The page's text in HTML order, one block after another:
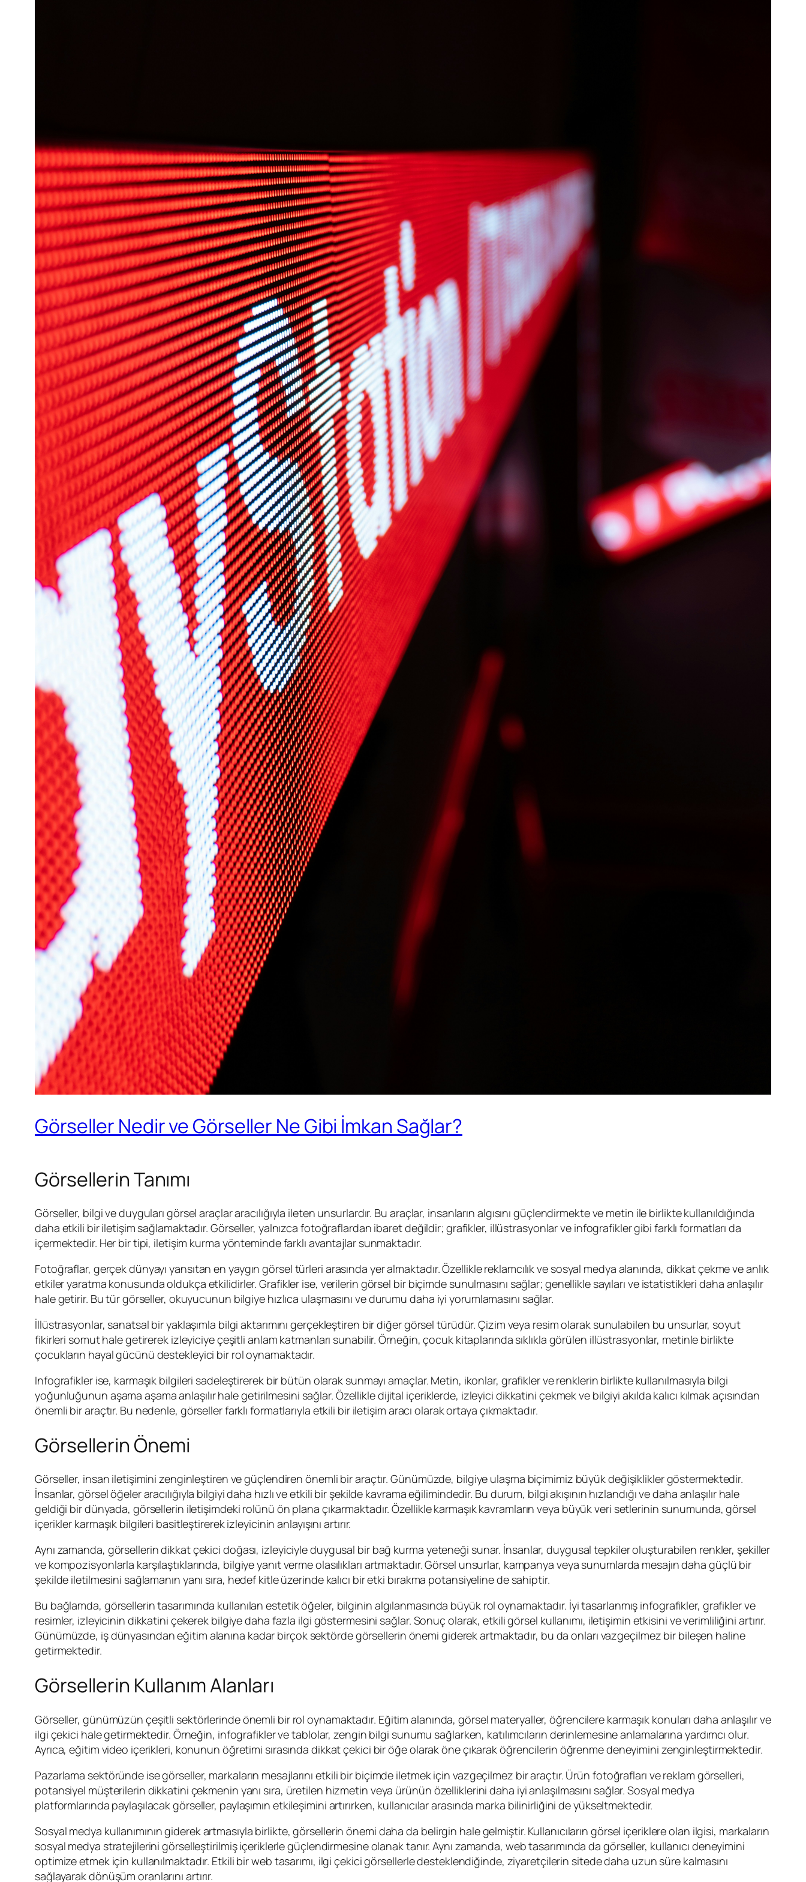
Görseller Nedir ve Görseller Ne Gibi İmkan Sağlar?
Görsellerin Tanımı
Görseller, bilgi ve duyguları görsel araçlar aracılığıyla ileten unsurlardır. Bu araçlar, insanların algısını güçlendirmekte ve metin ile birlikte kullanıldığında
daha etkili bir iletişim sağlamaktadır. Görseller, yalnızca fotoğraflardan ibaret değildir; grafikler, illüstrasyonlar ve infografikler gibi farklı formatları da
içermektedir. Her bir tipi, iletişim kurma yönteminde farklı avantajlar sunmaktadır.
Fotoğraflar, gerçek dünyayı yansıtan en yaygın görsel türleri arasında yer almaktadır. Özellikle reklamcılık ve sosyal medya alanında, dikkat çekme ve anlık
etkiler yaratma konusunda oldukça etkilidirler. Grafikler ise, verilerin görsel bir biçimde sunulmasını sağlar; genellikle sayıları ve istatistikleri daha anlaşılır
hale getirir. Bu tür görseller, okuyucunun bilgiye hızlıca ulaşmasını ve durumu daha iyi yorumlamasını sağlar.
İllüstrasyonlar, sanatsal bir yaklaşımla bilgi aktarımını gerçekleştiren bir diğer görsel türüdür. Çizim veya resim olarak sunulabilen bu unsurlar, soyut
fikirleri somut hale getirerek izleyiciye çeşitli anlam katmanları sunabilir. Örneğin, çocuk kitaplarında sıklıkla görülen illüstrasyonlar, metinle birlikte
çocukların hayal gücünü destekleyici bir rol oynamaktadır.
Infografikler ise, karmaşık bilgileri sadeleştirerek bir bütün olarak sunmayı amaçlar. Metin, ikonlar, grafikler ve renklerin birlikte kullanılmasıyla bilgi
yoğunluğunun aşama aşama anlaşılır hale getirilmesini sağlar. Özellikle dijital içeriklerde, izleyici dikkatini çekmek ve bilgiyi akılda kalıcı kılmak açısından
önemli bir araçtır. Bu nedenle, görseller farklı formatlarıyla etkili bir iletişim aracı olarak ortaya çıkmaktadır.
Görsellerin Önemi
Görseller, insan iletişimini zenginleştiren ve güçlendiren önemli bir araçtır. Günümüzde, bilgiye ulaşma biçimimiz büyük değişiklikler göstermektedir.
İnsanlar, görsel öğeler aracılığıyla bilgiyi daha hızlı ve etkili bir şekilde kavrama eğilimindedir. Bu durum, bilgi akışının hızlandığı ve daha anlaşılır hale
geldiği bir dünyada, görsellerin iletişimdeki rolünü ön plana çıkarmaktadır. Özellikle karmaşık kavramların veya büyük veri setlerinin sunumunda, görsel
içerikler karmaşık bilgileri basitleştirerek izleyicinin anlayışını artırır.
Aynı zamanda, görsellerin dikkat çekici doğası, izleyiciyle duygusal bir bağ kurma yeteneği sunar. İnsanlar, duygusal tepkiler oluşturabilen renkler, şekiller
ve kompozisyonlarla karşılaştıklarında, bilgiye yanıt verme olasılıkları artmaktadır. Görsel unsurlar, kampanya veya sunumlarda mesajın daha güçlü bir
şekilde iletilmesini sağlamanın yanı sıra, hedef kitle üzerinde kalıcı bir etki bırakma potansiyeline de sahiptir.
Bu bağlamda, görsellerin tasarımında kullanılan estetik öğeler, bilginin algılanmasında büyük rol oynamaktadır. İyi tasarlanmış infografikler, grafikler ve
resimler, izleyicinin dikkatini çekerek bilgiye daha fazla ilgi göstermesini sağlar. Sonuç olarak, etkili görsel kullanımı, iletişimin etkisini ve verimliliğini artırır.
Günümüzde, iş dünyasından eğitim alanına kadar birçok sektörde görsellerin önemi giderek artmaktadır, bu da onları vazgeçilmez bir bileşen haline
getirmektedir.
Görsellerin Kullanım Alanları
Görseller, günümüzün çeşitli sektörlerinde önemli bir rol oynamaktadır. Eğitim alanında, görsel materyaller, öğrencilere karmaşık konuları daha anlaşılır ve
ilgi çekici hale getirmektedir. Örneğin, infografikler ve tablolar, zengin bilgi sunumu sağlarken, katılımcıların derinlemesine anlamalarına yardımcı olur.
Ayrıca, eğitim video içerikleri, konunun öğretimi sırasında dikkat çekici bir öğe olarak öne çıkarak öğrencilerin öğrenme deneyimini zenginleştirmektedir.
Pazarlama sektöründe ise görseller, markaların mesajlarını etkili bir biçimde iletmek için vazgeçilmez bir araçtır. Ürün fotoğrafları ve reklam görselleri,
potansiyel müşterilerin dikkatini çekmenin yanı sıra, üretilen hizmetin veya ürünün özelliklerini daha iyi anlaşılmasını sağlar. Sosyal medya
platformlarında paylaşılacak görseller, paylaşımın etkileşimini artırırken, kullanıcılar arasında marka bilinirliğini de yükseltmektedir.
Sosyal medya kullanımının giderek artmasıyla birlikte, görsellerin önemi daha da belirgin hale gelmiştir. Kullanıcıların görsel içeriklere olan ilgisi, markaların
sosyal medya stratejilerini görselleştirilmiş içeriklerle güçlendirmesine olanak tanır. Aynı zamanda, web tasarımında da görseller, kullanıcı deneyimini
optimize etmek için kullanılmaktadır. Etkili bir web tasarımı, ilgi çekici görsellerle desteklendiğinde, ziyaretçilerin sitede daha uzun süre kalmasını
sağlayarak dönüşüm oranlarını artırır.